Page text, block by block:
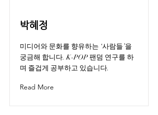
박혜정
미디어와 문화를 향유하는 ‘사람들’을
궁금해 합니다. K-POP 팬덤 연구를 하
며 즐겁게 공부하고 있습니다.
Read More